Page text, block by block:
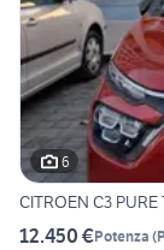
6
CITROEN C3
12.450 €Potenza (